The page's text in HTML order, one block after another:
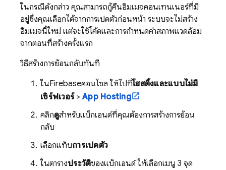
ในกรณีดังกล่าว คุณสามารถกู้คืนอิมเมจคอนเทนเนอร์ที่มี
อยู่ซึ่งคุณเลือกได้จากการเปิดตัวก่อนหน้า ระบบจะไม่สร้าง
อิมเมจนี้ใหม่ แต่จะใช้โค้ดและการกำหนดค่าสภาพแวดล้อม
จากตอนที่สร้างครั้งแรก
วิธีสร้างการย้อนกลับทันที
ในFirebaseคอนโซล ให้ไปที่โฮสติ้งและแบบไม่มี
เซิร์ฟเวอร์>App Hosting
คลิกดูสำหรับแบ็กเอนด์ที่คุณต้องการสร้างการย้อน
กลับ
เลือกแท็บการเปิดตัว
ในตารางประวัติของแบ็กเอนด์ ให้เลือกเมนู 3 จุด